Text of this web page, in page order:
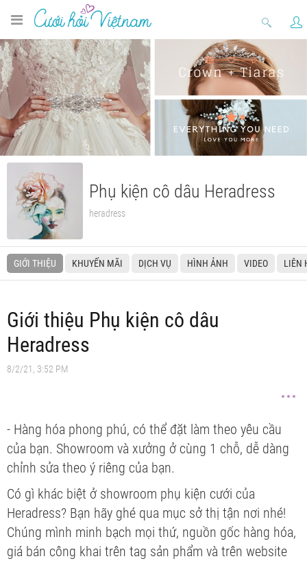
Phụ kiện cô dâu Heradress
heradress
GIỚI THIỆU KHUYẾN MÃI DỊCH VỤ HÌNH ẢNH VIDEO LIÊN
Giới thiệu Phụ kiện cô dâu
Heradress
8/2/21, 3:52 PM
- Hàng hóa phong phú, có thể đặt làm theo yêu cầu
của bạn. Showroom và xưởng ở cùng 1 chỗ, dễ dàng
chỉnh sửa theo ý riêng của bạn.
Có gì khác biệt ở showroom phụ kiện cưới của
Heradress? Bạn hãy ghé qua mục sở thị tận nơi nhé!
Chúng mình minh bạch mọi thứ, nguồn gốc hàng hóa,
giá bán công khai trên tag sản phẩm và trên website